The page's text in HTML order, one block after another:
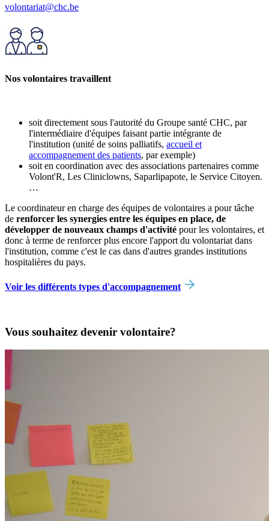
volontariat@chc.be
Nos volontaires travaillent
soit directement sous l'autorité du Groupe santé CHC, par
l'intermédiaire d'équipes faisant partie intégrante de
l'institution (unité de soins palliatifs, accueil et
accompagnement des patients, par exemple)
soit en coordination avec des associations partenaires comme
Volont'R, Les Cliniclowns, Saparlipapote, le Service Citoyen.
…
Le coordinateur en charge des équipes de volontaires a pour tâche
de renforcer les synergies entre les équipes en place, de
développer de nouveaux champs d'activité pour les volontaires, et
donc à terme de renforcer plus encore l'apport du volontariat dans
l'institution, comme c'est le cas dans d'autres grandes institutions
hospitalières du pays.
Voir les différents types d'accompagnement
Vous souhaitez devenir volontaire?